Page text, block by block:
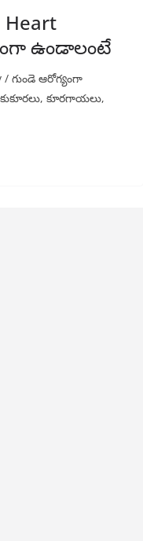
Heart
ఉండాలంటే
/ గుండె ఆరోగ్యంగా
కూరగాయలు,